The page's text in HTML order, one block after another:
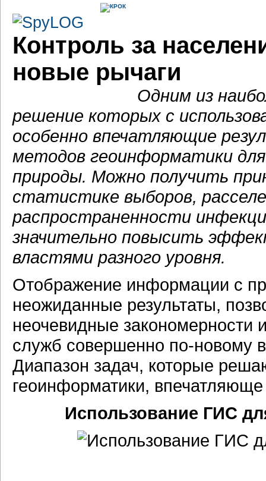
Контроль за
новые рычаги
Одним из
решение которых с
особенно впечатляющие
методов геоинформатики для
природы. Можно получить
статистике выборов,
распространенности
значительно повысить
властями разного уровня.
Отображение информации с
неожиданные результаты,
неочевидные закономерности
служб совершенно по-новому
Диапазон задач, которые
геоинформатики,
Использование ГИС